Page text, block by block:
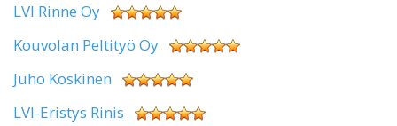
LVI Rinne Oy
Kouvolan Peltityö Oy
Juho Koskinen
LVI-Eristys Rinis